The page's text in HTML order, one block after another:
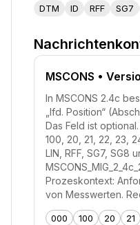
DTM
ID RFF SG7
MSCONS •
In MSCONS 2.4c
„lfd. Position“
Das Feld ist
100, 20, 21, 22, 23,
LIN, RFF, SG7, SG8
Prozeskontext:
von Messwerten.
000 100 20 21